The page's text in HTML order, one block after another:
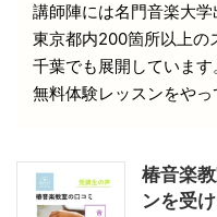
講師陣には名門音楽大学
東京都内200箇所以上の
千葉でも展開しています
無料体験レッスンをやっ
椿音楽
ンを受